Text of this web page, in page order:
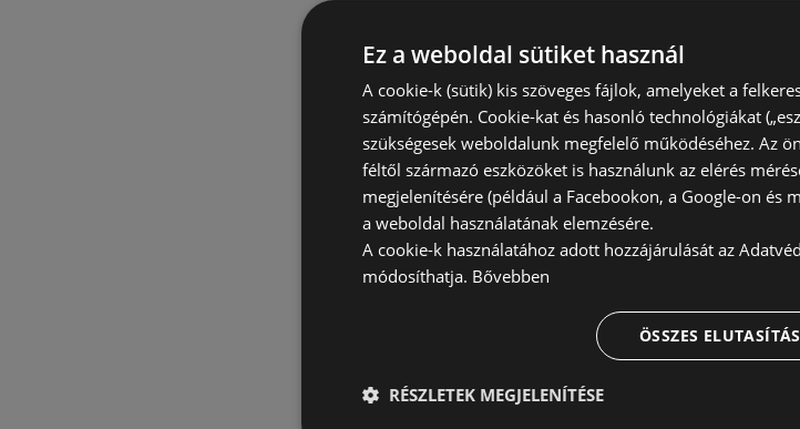
Ez a weboldal sütiket használ
A cookie-k (sütik) kis szöveges fájlok, amelyeket a
számítógépén. Cookie-kat és hasonló technológiákat
szükségesek weboldalunk megfelelő működéséhez. Az
féltől származó eszközöket is használunk az elérés
megjelenítésére (például a Facebookon, a Google-on és
a weboldal használatának elemzésére.
A cookie-k használatához adott hozzájárulását az
módosíthatja. Bővebben
ÖSSZES
RÉSZLETEK MEGJELENÍTÉSE